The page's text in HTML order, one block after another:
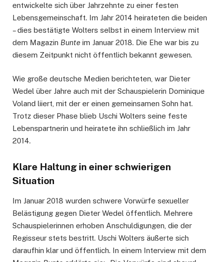
entwickelte sich über Jahrzehnte zu einer festen
Lebensgemeinschaft. Im Jahr 2014 heirateten die beiden
– dies bestätigte Wolters selbst in einem Interview mit
dem Magazin Bunte im Januar 2018. Die Ehe war bis zu
diesem Zeitpunkt nicht öffentlich bekannt gewesen.
Wie große deutsche Medien berichteten, war Dieter
Wedel über Jahre auch mit der Schauspielerin Dominique
Voland liiert, mit der er einen gemeinsamen Sohn hat.
Trotz dieser Phase blieb Uschi Wolters seine feste
Lebenspartnerin und heiratete ihn schließlich im Jahr
2014.
Klare Haltung in einer schwierigen
Situation
Im Januar 2018 wurden schwere Vorwürfe sexueller
Belästigung gegen Dieter Wedel öffentlich. Mehrere
Schauspielerinnen erhoben Anschuldigungen, die der
Regisseur stets bestritt. Uschi Wolters äußerte sich
daraufhin klar und öffentlich. In einem Interview mit dem